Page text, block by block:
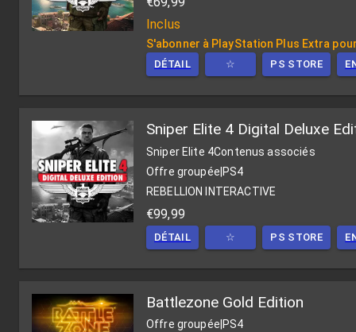
Inclus
S'abonner à PlayStation Plus Extra
DÉTAIL ☆ PS STORE
Sniper Elite 4 Digital Deluxe
Sniper Elite 4Contenus associés
Offre groupée PS4
REBELLION INTERACTIVE
€99,99
DÉTAIL ☆ PS STORE
Battlezone Gold Edition
Offre groupée PS4